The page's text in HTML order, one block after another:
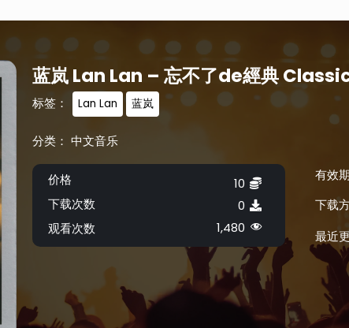
蓝岚 Lan Lan – 忘不了de經典
标签： Lan Lan 蓝岚
分类： 中文音乐
价格
下载次数
观看次数
10
0
1,480
有效期
下载
最近